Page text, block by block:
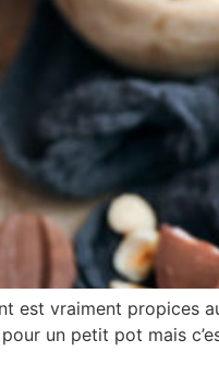
est vraiment propices
un petit pot mais